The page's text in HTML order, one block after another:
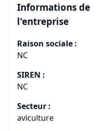
Informations de
l'entreprise
Raison sociale :
NC
SIREN :
NC
Secteur :
aviculture